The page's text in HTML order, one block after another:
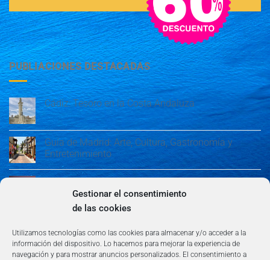
Gestionar el consentimiento
de las cookies
Utilizamos tecnologías como las cookies para almacenar y/o acceder a la
información del dispositivo. Lo hacemos para mejorar la experiencia de
navegación y para mostrar anuncios personalizados. El consentimiento a
PUBLIACIONES DESTACADAS
Cádiz: Tesoro en la Costa Andaluza
Guía de Madrid: Arte, Cultura, Gastronomía y
Entretenimiento
Entretenimiento